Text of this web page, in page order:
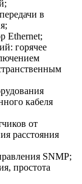
в
Ethernet;
горячее
кабеля
от
расстояния
SNMP;
простота